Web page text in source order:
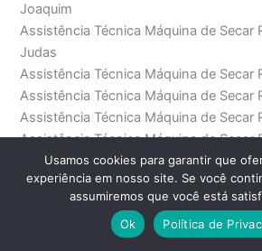
Joaquim
Assistência Técnica Máquina de Secar
Judas
Assistência Técnica Máquina de Secar
Assistência Técnica Máquina de Secar
Assistência Técnica Máquina de Secar
Assistência Técnica Máquina de Secar
Assistência Técnica Máquina de Secar
Sumarezinho
Assistência Técnica Máquina de Secar
Assistência Técnica Máquina de Secar
Usamos cookies para garantir que
experiência em nosso site. Se você
assumiremos que você está
Ok
Política de